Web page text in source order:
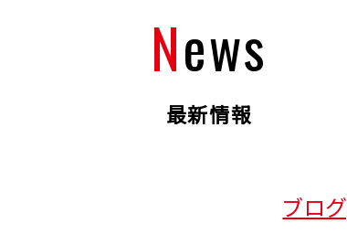
News
最新情報
ブログ